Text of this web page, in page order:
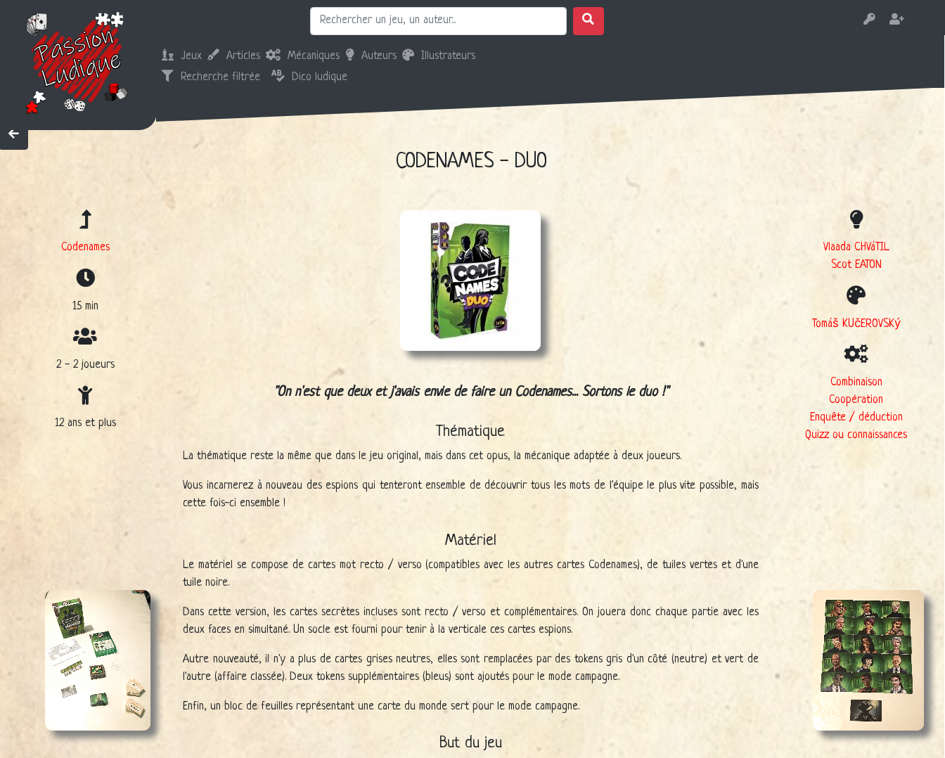
Jeux Articles Mécaniques Auteurs
Illustrateurs
Recherche filtrée
Dico ludique
CODENAMES - DUO
Codenames
15 min
2 - 2 joueurs
12 ans et plus
On n'est que deux et j'avais envie de faire un Codenames... Sortons le duo !
Thématique
La thématique reste la même que dans le jeu original, mais dans cet opus, la mécanique adaptée à deux joueurs.
Vous incarnerez à nouveau des espions qui tenteront ensemble de découvrir tous les mots de l'équipe le plus vite possible, mais
cette fois-ci ensemble !
Matériel
Le matériel se compose de cartes mot recto / verso (compatibles avec les autres cartes Codenames), de tuiles vertes et d'une
tuile noire.
Dans cette version, les cartes secrètes incluses sont recto / verso et complémentaires. On jouera donc chaque partie avec les
deux faces en simultané. Un socle est fourni pour tenir à la verticale ces cartes espions.
Autre nouveauté, il n'y a plus de cartes grises neutres, elles sont remplacées par des tokens gris d'un côté (neutre) et vert de
l'autre (affaire classée). Deux tokens supplémentaires (bleus) sont ajoutés pour le mode campagne.
Enfin, un bloc de feuilles représentant une carte du monde sert pour le mode campagne.
But du jeu
Vlaada CHVáTIL
Scot EATON
Tomáš KUčEROVSKý
Combinaison
Coopération
Enquête / déduction
Quizz ou connaissances